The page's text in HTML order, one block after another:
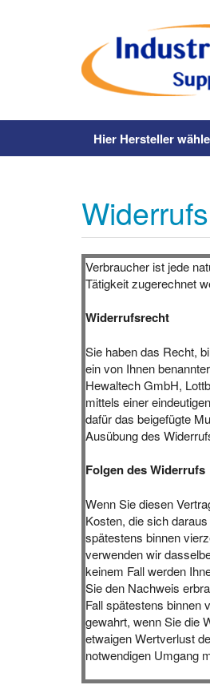
Hier Hersteller
Verbraucher ist jede
Tätigkeit zugerechnet
Widerrufsrecht
Sie haben das Recht,
ein von Ihnen
Hewaltech GmbH,
mittels einer
dafür das beigefügte
Ausübung des
Folgen des Widerrufs
Wenn Sie diesen
Kosten, die sich
spätestens binnen
verwenden wir
keinem Fall werden
Sie den Nachweis
Fall spätestens binnen
gewahrt, wenn Sie die
etwaigen Wertverlust
notwendigen Umgang